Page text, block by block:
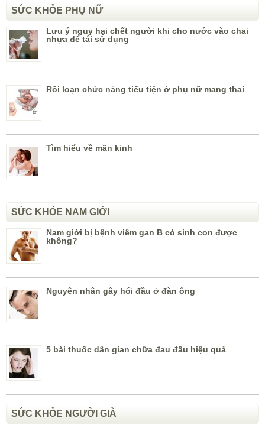
SỨC KHỎE PHỤ NỮ
Lưu ý nguy hại chết người khi cho nước vào chai
nhựa để tái sử dụng
Rối loạn chức năng tiểu tiện ở phụ nữ mang thai
Tìm hiểu về mãn kinh
SỨC KHỎE NAM GIỚI
Nam giới bị bệnh viêm gan B có sinh con được
không?
Nguyên nhân gây hói đầu ở đàn ông
5 bài thuốc dân gian chữa đau đầu hiệu quả
SỨC KHỎE NGƯỜI GIÀ